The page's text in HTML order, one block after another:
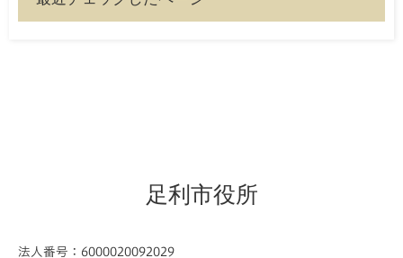
足利市役所
法人番号：6000020092029